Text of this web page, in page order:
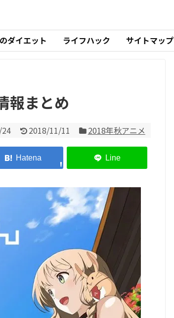
ダイエット ライフハック サイトマップ
報まとめ
2018/11/11 2018年秋アニメ